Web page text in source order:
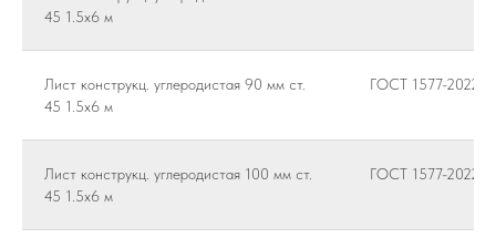
45 1.5х6 м
Лист конструкц. углеродистая 90 мм ст.
45 1.5х6 м
ГОСТ 1577-2022
Лист конструкц. углеродистая 100 мм ст.
45 1.5х6 м
ГОСТ 1577-2022